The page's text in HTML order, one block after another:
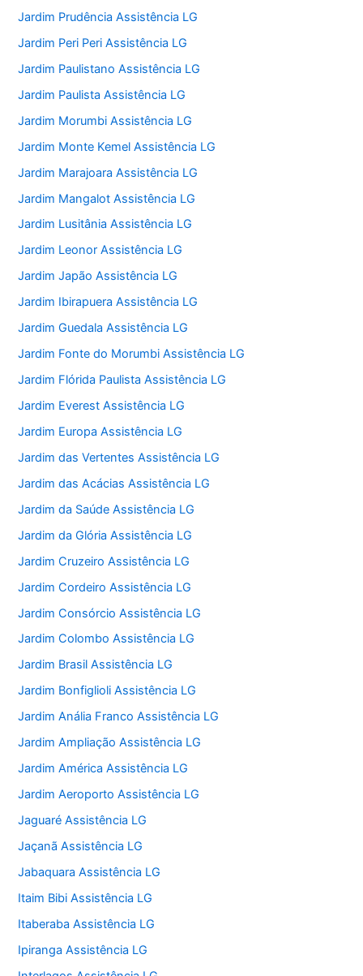
Jardim Prudência Assistência LG
Jardim Peri Peri Assistência LG
Jardim Paulistano Assistência LG
Jardim Paulista Assistência LG
Jardim Morumbi Assistência LG
Jardim Monte Kemel Assistência LG
Jardim Marajoara Assistência LG
Jardim Mangalot Assistência LG
Jardim Lusitânia Assistência LG
Jardim Leonor Assistência LG
Jardim Japão Assistência LG
Jardim Ibirapuera Assistência LG
Jardim Guedala Assistência LG
Jardim Fonte do Morumbi Assistência LG
Jardim Flórida Paulista Assistência LG
Jardim Everest Assistência LG
Jardim Europa Assistência LG
Jardim das Vertentes Assistência LG
Jardim das Acácias Assistência LG
Jardim da Saúde Assistência LG
Jardim da Glória Assistência LG
Jardim Cruzeiro Assistência LG
Jardim Cordeiro Assistência LG
Jardim Consórcio Assistência LG
Jardim Colombo Assistência LG
Jardim Brasil Assistência LG
Jardim Bonfiglioli Assistência LG
Jardim Anália Franco Assistência LG
Jardim Ampliação Assistência LG
Jardim América Assistência LG
Jardim Aeroporto Assistência LG
Jaguaré Assistência LG
Jaçanã Assistência LG
Jabaquara Assistência LG
Itaim Bibi Assistência LG
Itaberaba Assistência LG
Ipiranga Assistência LG